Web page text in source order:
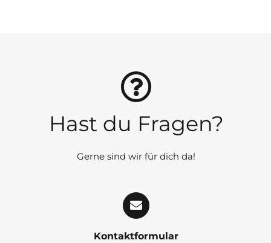
Hast du Fragen?
Gerne sind wir für dich da!
Kontaktformular